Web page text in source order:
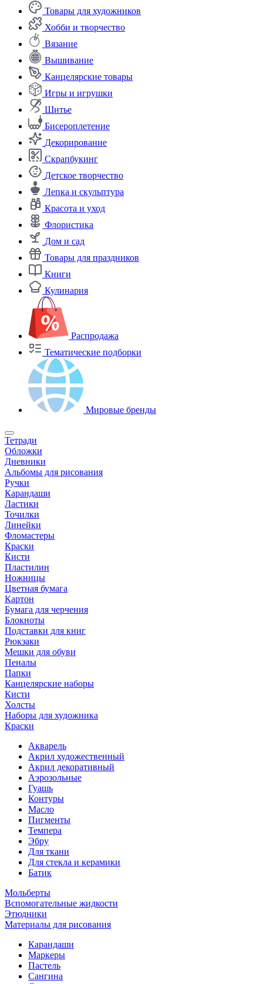
Товары для художников
Хобби и творчество
Вязание
Вышивание
Канцелярские товары
Игры и игрушки
Шитье
Бисероплетение
Декорирование
Скрапбукинг
Детское творчество
Лепка и скульптура
Красота и уход
Флористика
Дом и сад
Товары для праздников
Книги
Кулинария
Распродажа
Тематические подборки
Мировые бренды
Тетради
Обложки
Дневники
Альбомы для рисования
Ручки
Карандаши
Ластики
Точилки
Линейки
Фломастеры
Краски
Кисти
Пластилин
Ножницы
Цветная бумага
Картон
Бумага для черчения
Блокноты
Подставки для книг
Рюкзаки
Мешки для обуви
Пеналы
Папки
Канцелярские наборы
Кисти
Холсты
Наборы для художника
Краски
Акварель
Акрил художественный
Акрил декоративный
Аэрозольные
Гуашь
Контуры
Масло
Пигменты
Темпера
Эбру
Для ткани
Для стекла и керамики
Батик
Мольберты
Вспомогательные жидкости
Этюдники
Материалы для рисования
Карандаши
Маркеры
Пастель
Сангина